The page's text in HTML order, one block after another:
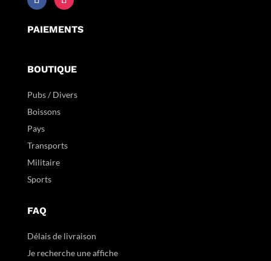
PAIEMENTS
BOUTIQUE
Pubs / Divers
Boissons
Pays
Transports
Militaire
Sports
FAQ
Délais de livraison
Je recherche une affiche